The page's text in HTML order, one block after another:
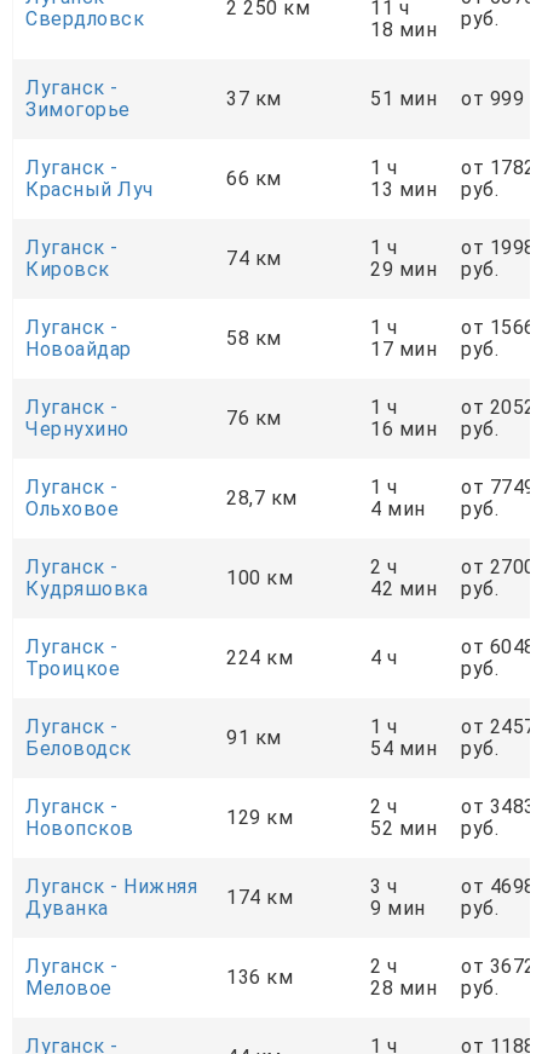
Свердловск
2 250 км
11 ч
18 мин
руб.
Луганск -
Зимогорье
37 км 51 мин от 999
Луганск -
Красный Луч
66 км
1 ч
13 мин
от 1782
руб.
Луганск -
Кировск
74 км
1 ч
29 мин
от 1998
руб.
Луганск -
Новоайдар
58 км
1 ч
17 мин
от 1566
руб.
Луганск -
Чернухино
76 км
1 ч
16 мин
от 2052
руб.
Луганск -
Ольховое
28,7 км
1 ч
4 мин
от 7749
руб.
Луганск -
Кудряшовка
100 км
2 ч
42 мин
от 2700
руб.
Луганск -
Троицкое
224 км 4 ч
от 6048
руб.
Луганск -
Беловодск
91 км
1 ч
54 мин
от 2457
руб.
Луганск -
Новопсков
129 км
2 ч
52 мин
от 3483
руб.
Луганск - Нижняя
Дуванка
174 км
3 ч
9 мин
от 4698
руб.
Луганск -
Меловое
136 км
2 ч
28 мин
от 3672
руб.
Луганск - 1 ч от 1188